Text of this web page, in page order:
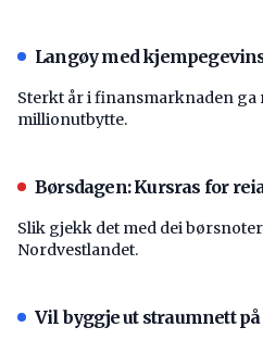
Langøy med
Sterkt år i finansmarknaden
millionutbytte.
Børsdagen: Kursras for
Slik gjekk det med dei
Nordvestlandet.
Vil byggje ut straumnett